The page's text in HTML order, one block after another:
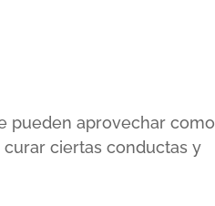
pueden aprovechar como
ciertas conductas y